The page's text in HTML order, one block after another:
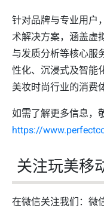
针对品牌与专业用户
术解决方案，涵盖虚
与发质分析等核心服
性化、沉浸式及智能
美妆时尚行业的消费
如需了解更多信息，
https://
关注玩美移
在微信关注我们：微